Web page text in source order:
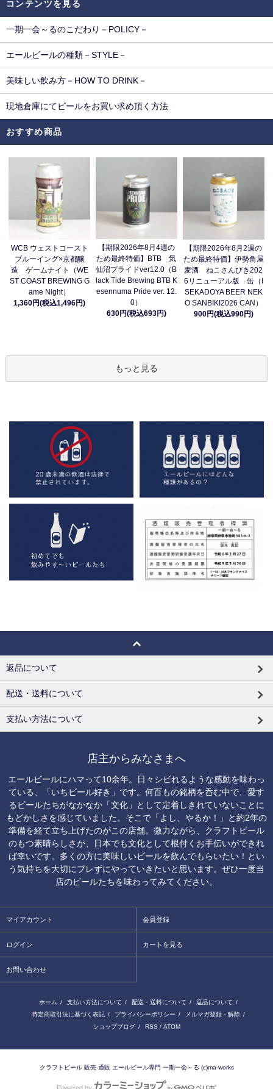
コンテンツを見る
一期一会～るのこだわり－POLICY－
エールビールの種類－STYLE－
美味しい飲み方－HOW TO DRINK－
現地倉庫にてビールをお買い求め頂く方法
おすすめ商品
WCB ウェストコースト
ブルーイング×京都醸
造 ゲームナイト（WE
ST COAST BREWING G
ame Night）
1,360円(税込1,496円)
【期限2026年8月4週の
ため最終特価】BTB 気
仙沼プライドver12.0（B
lack Tide Brewing BTB K
esennuma Pride ver. 12.
0）
630円(税込693円)
【期限2026年8月2週の
ため最終特価】伊勢角屋
麦酒 ねこさんびき202
6リニューアル版 缶（I
SEKADOYA BEER NEK
O SANBIKI2026 CAN）
900円(税込990円)
もっと見る
返品について
配送・送料について
支払い方法について
店主からみなさまへ
エールビールにハマって10余年。日々シビれるような感動を味わっ
ている、「いちビール好き」です。何百もの銘柄を呑む中で、愛す
るビールたちがなかなか「文化」として定着しきれていないことに
もどかしさを感じていました。そこで「よし、やるか！」と約2年の
準備を経て立ち上げたのがこの店舗。微力ながら、クラフトビール
のもつ素晴らしさが、日本でも文化として根付くお手伝いができれ
ば幸いです。多くの方に美味しいビールを飲んでもらいたい！とい
う気持ちを大切にブレずにやっていきたいと思います。ぜひ一度当
店のビールたちを味わってみてください。
マイアカウント 会員登録
ログイン カートを見る
お問い合わせ
ホーム / 支払い方法について / 配送・送料について / 返品について /
特定商取引法に基づく表記 / プライバシーポリシー / メルマガ登録・解除 /
ショップブログ / RSS / ATOM
クラフトビール 販売 通販 エールビール専門 一期一会～る (c)ma-works